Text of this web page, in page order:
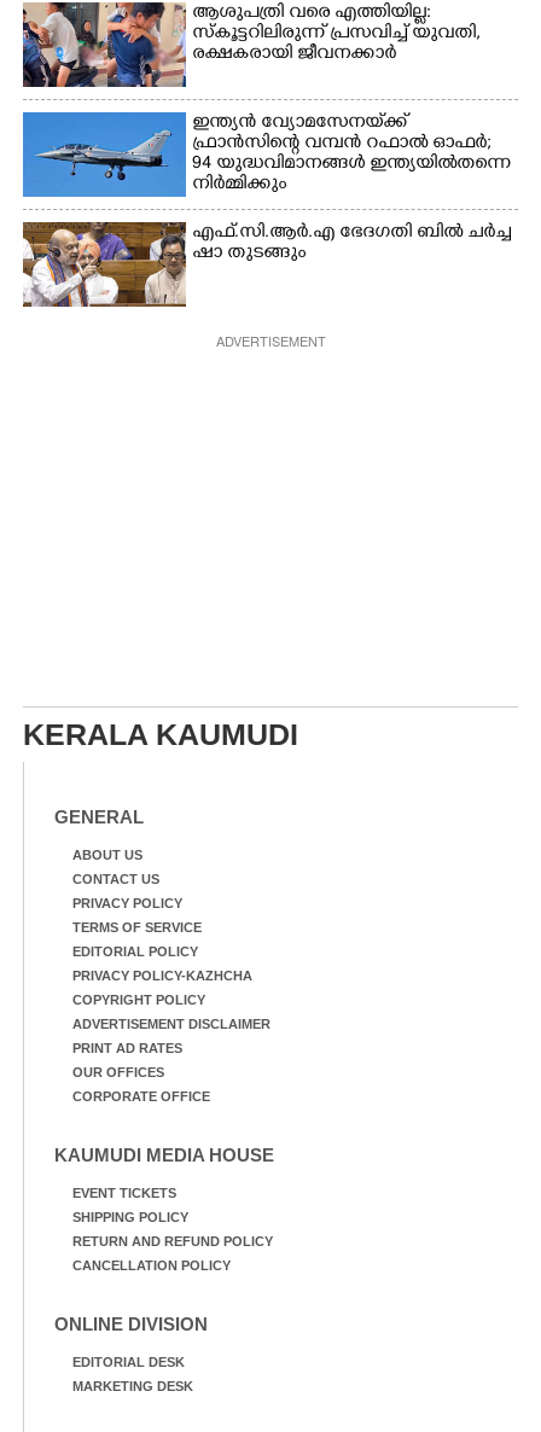
ആശുപത്രി വരെ എത്തിയില്ല:
സ്കൂട്ടറിലിരുന്ന് പ്രസവിച്ച് യുവതി,
രക്ഷകരായി ജീവനക്കാർ
ഇന്ത്യൻ വ്യോമസേനയ്‌ക്ക്
ഫ്രാൻസിന്റെ വമ്പൻ റഫാൽ ഓഫർ;
94 യുദ്ധവിമാനങ്ങൾ ഇന്ത്യയിൽതന്നെ
നിർ‌മ്മിക്കും
എ​ഫ്.​സി.​ആ​ർ.​എ​ ​ഭേ​ദ​ഗ​തി​ ​ബിൽ ച​ർ​ച്ച​
​ഷാ​ ​തുടങ്ങും
ADVERTISEMENT
KERALA KAUMUDI
GENERAL
ABOUT US
CONTACT US
PRIVACY POLICY
TERMS OF SERVICE
EDITORIAL POLICY
PRIVACY POLICY-KAZHCHA
COPYRIGHT POLICY
ADVERTISEMENT DISCLAIMER
PRINT AD RATES
OUR OFFICES
CORPORATE OFFICE
KAUMUDI MEDIA HOUSE
EVENT TICKETS
SHIPPING POLICY
RETURN AND REFUND POLICY
CANCELLATION POLICY
ONLINE DIVISION
EDITORIAL DESK
MARKETING DESK